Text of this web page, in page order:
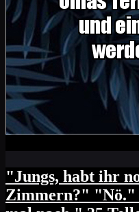
"Jungs, habt ihr
Zimmern?" "Nö."